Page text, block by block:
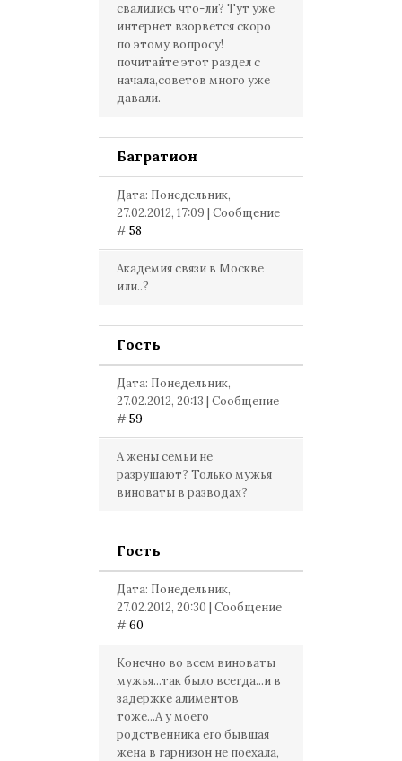
свалились что-ли? Тут уже
интернет взорвется скоро
по этому вопросу!
почитайте этот раздел с
начала,советов много уже
давали.
Багратион
Дата: Понедельник,
27.02.2012, 17:09 | Сообщение
#58
Академия связи в Москве
или..?
Гость
Дата: Понедельник,
27.02.2012, 20:13 | Сообщение
#59
А жены семьи не
разрушают? Только мужья
виноваты в разводах?
Гость
Дата: Понедельник,
27.02.2012, 20:30 | Сообщение
#60
Конечно во всем виноваты
мужья...так было всегда...и в
задержке алиментов
тоже...А у моего
родственника его бывшая
жена в гарнизон не поехала,